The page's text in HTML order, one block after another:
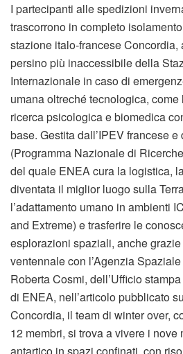
I partecipanti alle spedizioni
trascorrono in completo
stazione italo-francese Concordia,
persino più inaccessibile della
Internazionale in caso di
umana oltreché tecnologica,
ricerca psicologica e biomedica
base. Gestita dall’IPEV francese
(Programma Nazionale di
del quale ENEA cura la logistica,
diventata il miglior luogo sulla
l’adattamento umano in ambienti
and Extreme) e trasferire le
esplorazioni spaziali, anche
ventennale con l’Agenzia
Roberta Cosmi, dell’Ufficio
di ENEA, nell’articolo pubblicato
Concordia, il team di winter over,
12 membri, si trova a vivere i nove